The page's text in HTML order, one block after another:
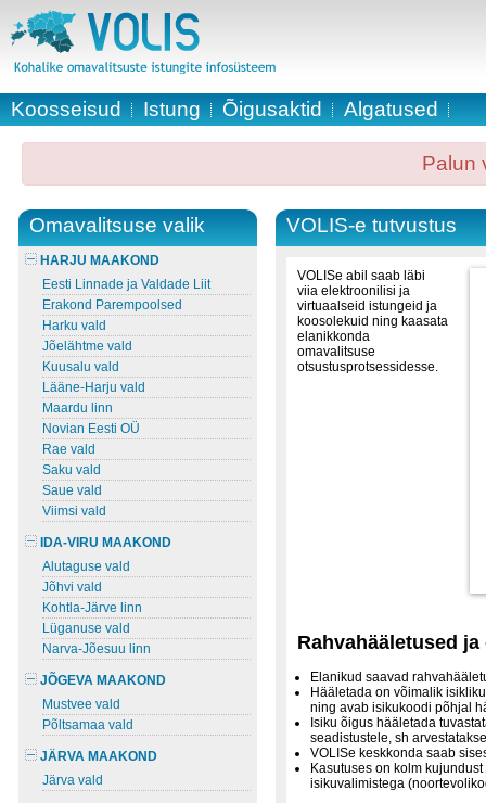
Koosseisud Istung Õigusaktid Algatused
Palun
Omavalitsuse valik
HARJU MAAKOND
Eesti Linnade ja Valdade Liit
Erakond Parempoolsed
Harku vald
Jõelähtme vald
Kuusalu vald
Lääne-Harju vald
Maardu linn
Novian Eesti OÜ
Rae vald
Saku vald
Saue vald
Viimsi vald
IDA-VIRU MAAKOND
Alutaguse vald
Jõhvi vald
Kohtla-Järve linn
Lüganuse vald
Narva-Jõesuu linn
JÕGEVA MAAKOND
Mustvee vald
Põltsamaa vald
JÄRVA MAAKOND
Järva vald
VOLIS-e tutvustus
VOLISe abil saab läbi
viia elektroonilisi ja
virtuaalseid istungeid ja
koosolekuid ning kaasata
elanikkonda
omavalitsuse
otsustusprotsessidesse.
Rahvahääletused
Elanikud saavad
Hääletada on võimalik
ning avab isikukoodi põhjal
Isiku õigus hääletada
seadistustele, sh
VOLISe keskkonda saab
Kasutuses on kolm
isikuvalimistega